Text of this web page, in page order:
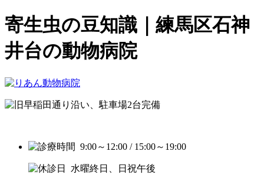
寄生虫の豆知識｜練馬区石神
井台の動物病院
9:00～12:00 / 15:00～19:00
水曜終日、日祝午後